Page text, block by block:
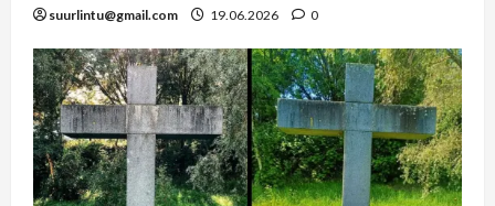
suurlintu@gmail.com 19.06.2026 0